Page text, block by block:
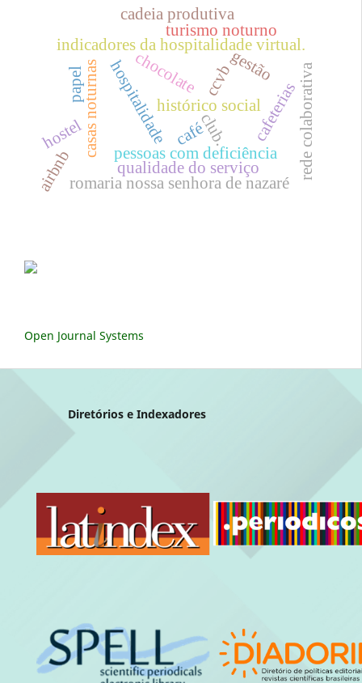
hospitalidade
indicadores da hospitalidade virtual.
ccvbgestão
histórico social
pessoas com deficiência
qualidade do serviço
turismo noturno
casas noturnas club.
café cafeterias
hostel
chocolate
cadeia produtiva
rede colaborativa
papel
romaria nossa senhora de nazaré
airbnb
Open Journal Systems
Diretórios e Indexadores